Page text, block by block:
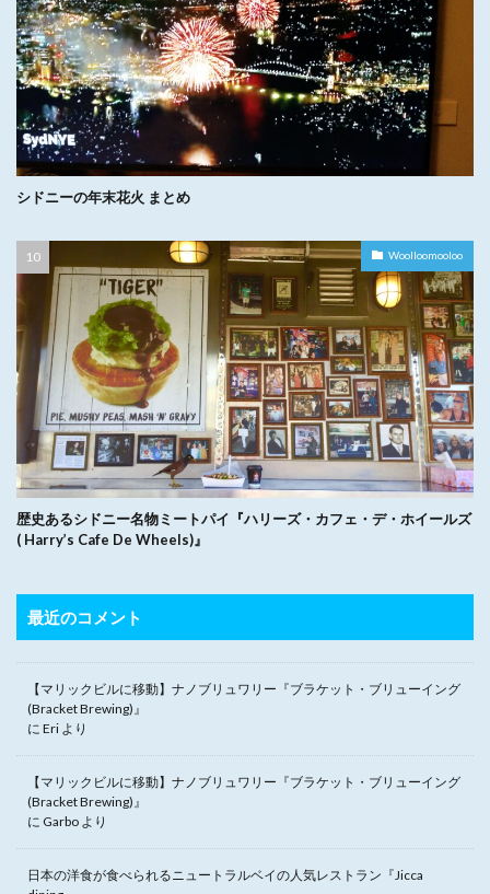
シドニーの年末花火 まとめ
Woolloomooloo
歴史あるシドニー名物ミートパイ『ハリーズ・カフェ・デ・ホイールズ
( Harry’s Cafe De Wheels)』
最近のコメント
【マリックビルに移動】ナノブリュワリー『ブラケット・ブリューイング
(Bracket Brewing)』
に Eri より
【マリックビルに移動】ナノブリュワリー『ブラケット・ブリューイング
(Bracket Brewing)』
に Garbo より
日本の洋食が食べられるニュートラルベイの人気レストラン『Jicca